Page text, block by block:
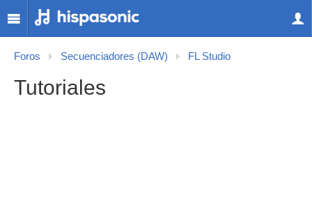
Foros Secuenciadores (DAW) FL Studio
Tutoriales